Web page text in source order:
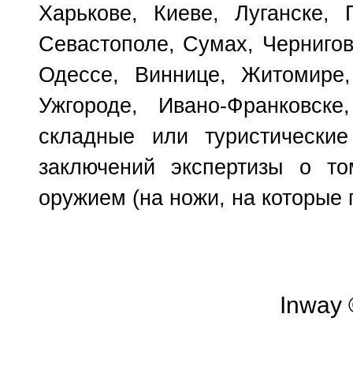
Харькове, Киеве, Луганске,
Севастополе, Сумах,
Одессе, Виннице,
Ужгороде, Ивано-
складные или
заключений экспертизы о
оружием (на ножи, на которые
Inway